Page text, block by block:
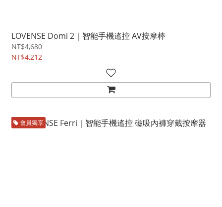
LOVENSE Domi 2｜智能手機遙控 AV按摩棒
NT$4,680
NT$4,212
會員獨享